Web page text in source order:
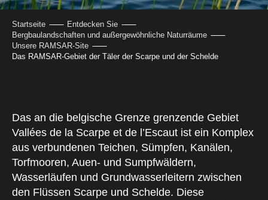
Startseite
Entdecken Sie
Bergbaulandschaften und außergewöhnliche Naturräume
Unsere RAMSAR-Site
Das RAMSAR-Gebiet der Täler der Scarpe und der Schelde
Das an die belgische Grenze grenzende Gebiet
Vallées de la Scarpe et de l’Escaut ist ein Komplex
aus verbundenen Teichen, Sümpfen, Kanälen,
Torfmooren, Auen- und Sumpfwäldern,
Wasserläufen und Grundwasserleitern zwischen
den Flüssen Scarpe und Schelde. Diese